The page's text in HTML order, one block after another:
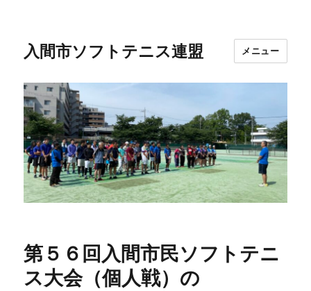
入間市ソフトテニス連盟 メニュー
第５６回入間市民ソフトテニ
ス大会（個人戦）の